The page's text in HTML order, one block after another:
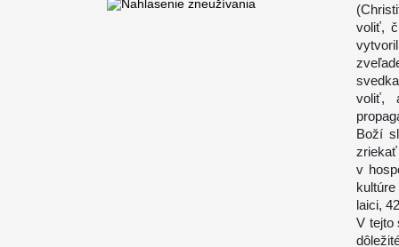
voliť,
voliť,
Boží
zriekať
v
laici,
V tejto